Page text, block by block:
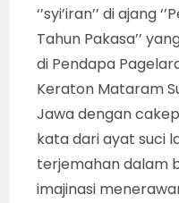
‘’syi’iran’’ di ajang
Tahun Pakasa’’
di Pendapa
Keraton Mataram
Jawa dengan
kata dari ayat suci
terjemahan dalam
imajinasi